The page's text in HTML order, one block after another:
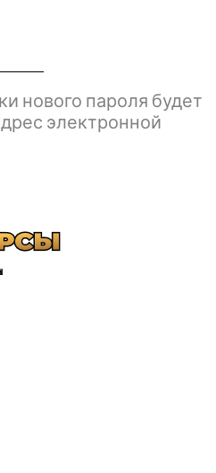
нового пароля будет
электронной